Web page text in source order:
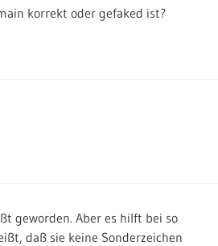
korrekt oder gefaked ist?
geworden. Aber es hilft bei so
daß sie keine Sonderzeichen